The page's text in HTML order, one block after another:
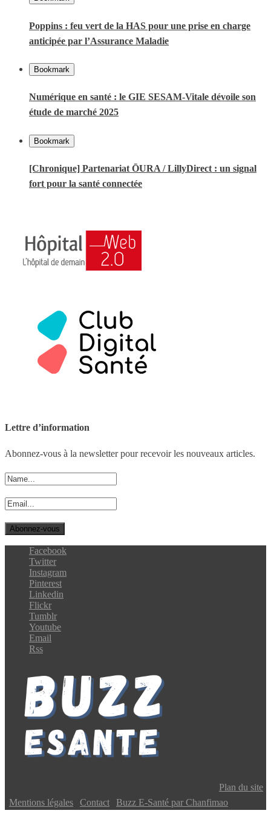
Poppins : feu vert de la HAS pour une prise en charge
anticipée par l’Assurance Maladie
Bookmark
Numérique en santé : le GIE SESAM-Vitale dévoile son
étude de marché 2025
Bookmark
[Chronique] Partenariat ŌURA / LillyDirect : un signal
fort pour la santé connectée
Lettre d’information
Abonnez-vous à la newsletter pour recevoir les nouveaux articles.
Facebook
Twitter
Instagram
Pinterest
Linkedin
Flickr
Tumblr
Youtube
Email
Rss
Plan du site
Mentions légales Contact Buzz E-Santé par Chanfimao